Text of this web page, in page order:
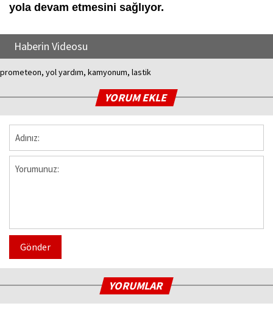
yola devam etmesini sağlıyor.
Haberin Videosu
prometeon, yol yardım, kamyonum, lastik
YORUM EKLE
Gönder
YORUMLAR